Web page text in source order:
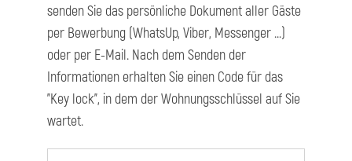
senden Sie das persönliche Dokument aller Gäste
per Bewerbung (WhatsUp, Viber, Messenger ...)
oder per E-Mail. Nach dem Senden der
Informationen erhalten Sie einen Code für das
"Key lock", in dem der Wohnungsschlüssel auf Sie
wartet.